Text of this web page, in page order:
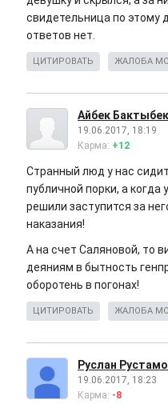
свидетельница по этому
ответов нет.
ЦИТИРОВАТЬ ЖАЛОБА
Айбек
19.06.2017, 18:19
Карма: +12
Странный люд у нас
публичной порки, а когда
решили заступится за
наказания!
А на счет Саляновой, то
деяниям в бытность
оборотень в погонах!
ЦИТИРОВАТЬ ЖАЛОБА
Руслан
19.06.2017, 18:23
Карма: -8